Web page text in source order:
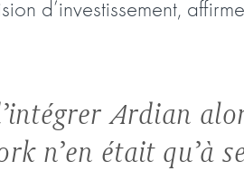
d’investissement,
Ardian
n’en était qu’à